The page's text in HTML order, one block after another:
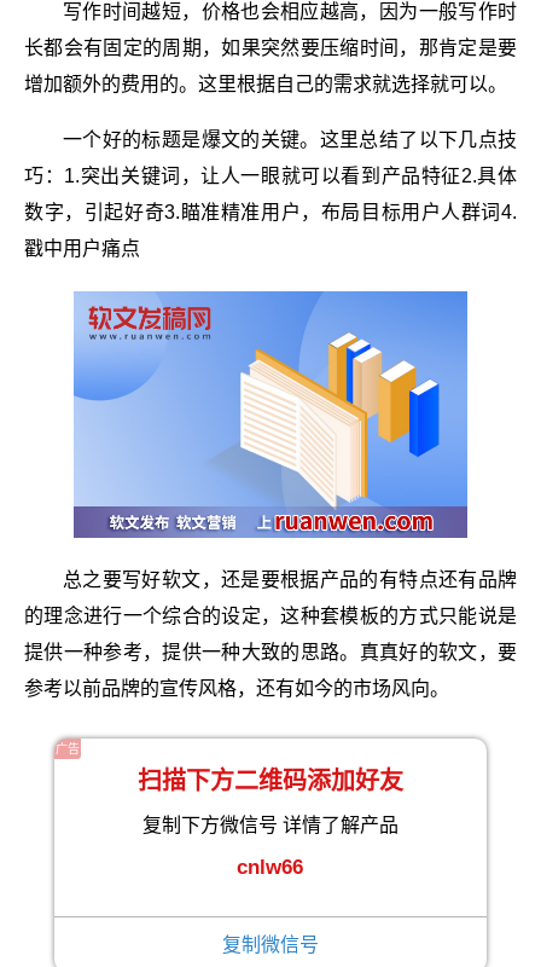
写作时间越短，价格也会相应越高，因为一般写作时
长都会有固定的周期，如果突然要压缩时间，那肯定是要
增加额外的费用的。这里根据自己的需求就选择就可以。
一个好的标题是爆文的关键。这里总结了以下几点技
巧：1.突出关键词，让人一眼就可以看到产品特征2.具体
数字，引起好奇3.瞄准精准用户，布局目标用户人群词4.
戳中用户痛点
总之要写好软文，还是要根据产品的有特点还有品牌
的理念进行一个综合的设定，这种套模板的方式只能说是
提供一种参考，提供一种大致的思路。真真好的软文，要
参考以前品牌的宣传风格，还有如今的市场风向。
广告
扫描下方二维码添加好友
复制下方微信号 详情了解产品
cnlw66
复制微信号